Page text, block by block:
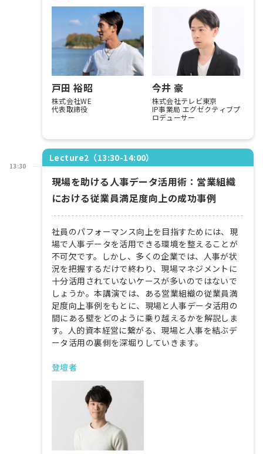
戸田 裕昭
株式会社WE
代表取締役
今井 豪
株式会社テレビ東京
IP事業局 エグゼクティブプ
ロデューサー
13:30
Lecture2（13:30-14:00）
現場を助ける人事データ活用術：営業組織
における従業員満足度向上の成功事例
社員のパフォーマンス向上を目指すためには、現
場で人事データを活用できる環境を整えることが
不可欠です。しかし、多くの企業では、人事が状
況を把握するだけで終わり、現場マネジメントに
十分活用されていないケースが多いのではないで
しょうか。本講演では、ある営業組織の従業員満
足度向上事例をもとに、現場と人事データ活用の
間にある壁をどのように乗り越えるかを解説しま
す。人的資本経営に繋がる、現場と人事を結ぶデ
ータ活用の裏側を深堀りしていきます。
登壇者